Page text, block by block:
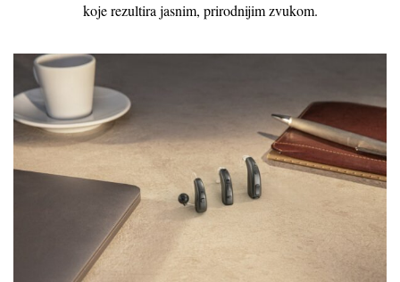
koje rezultira jasnim, prirodnijim zvukom.